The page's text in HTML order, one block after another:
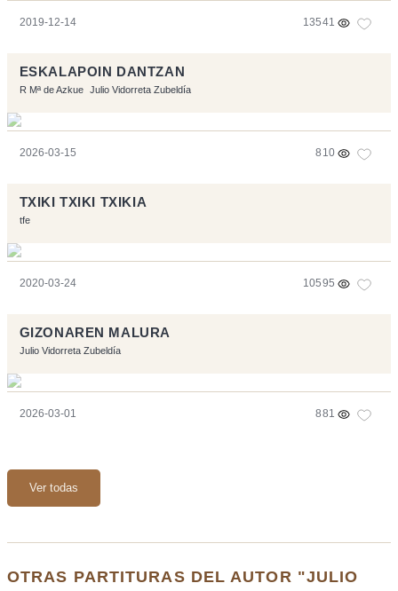
2019-12-14 13541
ESKALAPOIN DANTZAN
R Mª de Azkue Julio Vidorreta Zubeldía
2026-03-15 810
TXIKI TXIKI TXIKIA
tfe
2020-03-24 10595
GIZONAREN MALURA
Julio Vidorreta Zubeldía
2026-03-01 881
Ver todas
OTRAS PARTITURAS DEL AUTOR "JULIO